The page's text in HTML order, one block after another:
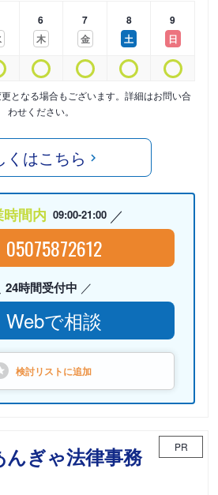
6
木
7
金
8
土
9
日
となる場合もございます。詳細はお問い合
わせください。
くはこちら
間内 09:00-21:00
05075872612
24時間受付中
Webで相談
検討リストに追加
んぎゃ法律事務
PR